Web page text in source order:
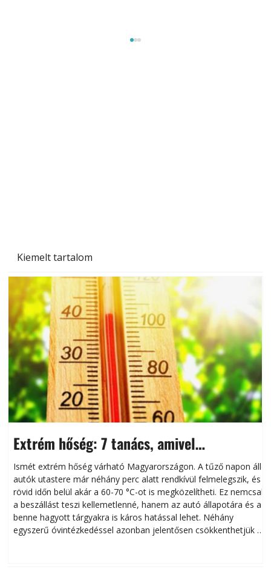
Kiemelt tartalom
Extrém hőség: 7 tanács, amivel
megóvhatjuk autónkat a nyári károktól
Ismét extrém hőség várható Magyarországon. A tűző napon álló
autók utastere már néhány perc alatt rendkívül felmelegszik, és
rövid időn belül akár a 60-70 °C-ot is megközelítheti. Ez nemcsak
a beszállást teszi kellemetlenné, hanem az autó állapotára és a
benne hagyott tárgyakra is káros hatással lehet. Néhány
egyszerű óvintézkedéssel azonban jelentősen csökkenthetjük a